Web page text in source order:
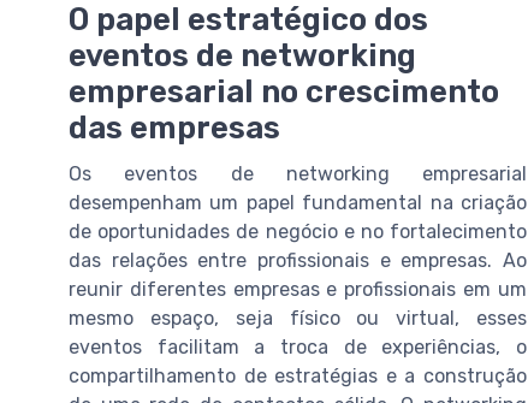
O papel estratégico dos
eventos de networking
empresarial no crescimento
das empresas
Os eventos de networking empresarial
desempenham um papel fundamental na criação
de oportunidades de negócio e no fortalecimento
das relações entre profissionais e empresas. Ao
reunir diferentes empresas e profissionais em um
mesmo espaço, seja físico ou virtual, esses
eventos facilitam a troca de experiências, o
compartilhamento de estratégias e a construção